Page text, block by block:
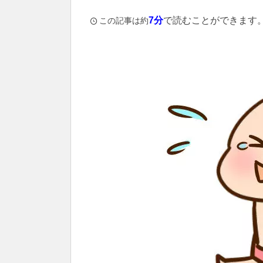
この記事は約7分で読むことができます